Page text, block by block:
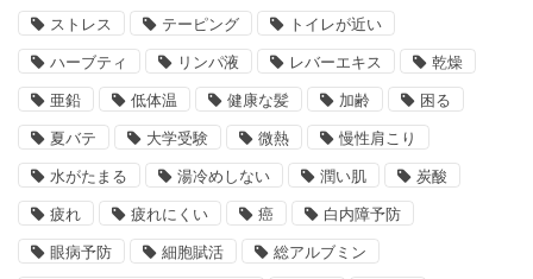
ストレス テーピング トイレが近い
ハーブティ リンパ液 レバーエキス 乾燥
亜鉛 低体温 健康な髪 加齢 困る
夏バテ 大学受験 微熱 慢性肩こり
水がたまる 湯冷めしない 潤い肌 炭酸
疲れ 疲れにくい 癌 白内障予防
眼病予防 細胞賦活 総アルブミン